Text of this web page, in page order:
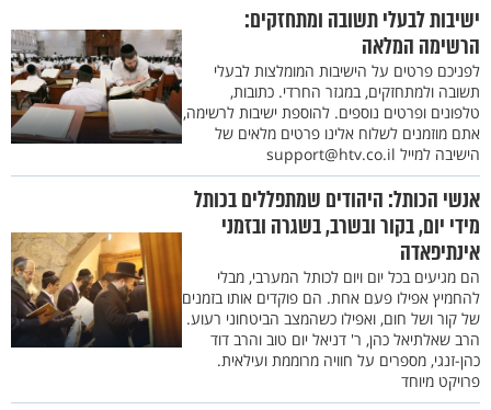
ישיבות לבעלי תשובה ומתחזקים:
הרשימה המלאה
לפניכם פרטים על הישיבות המומלצות לבעלי
תשובה ולמתחזקים, במגזר החרדי. כתובות,
טלפונים ופרטים נוספים. להוספת ישיבות לרשימה,
אתם מוזמנים לשלוח אלינו פרטים מלאים של
הישיבה למייל support@htv.co.il
אנשי הכותל: היהודים שמתפללים בכותל
מידי יום, בקור ובשרב, בשגרה ובזמני
אינתיפאדה
הם מגיעים בכל יום ויום לכותל המערבי, מבלי
להחמיץ אפילו פעם אחת. הם פוקדים אותו בזמנים
של קור ושל חום, ואפילו כשהמצב הביטחוני רעוע.
הרב שאלתיאל כהן, ר' דניאל יום טוב והרב דוד
כהן-זנגי, מספרים על חוויה מרוממת ועילאית.
פרויקט מיוחד